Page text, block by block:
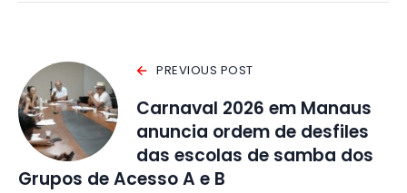
PREVIOUS POST
Carnaval 2026 em Manaus
anuncia ordem de desfiles
das escolas de samba dos
Grupos de Acesso A e B